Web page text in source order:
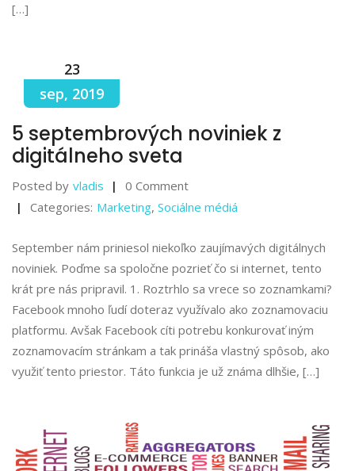
[…]
23
sep, 2019
5 septembrových noviniek z
digitálneho sveta
Posted by vladis
0 Comment
Categories: Marketing, Sociálne médiá
September nám priniesol niekoľko zaujímavých digitálnych
noviniek. Poďme sa spoločne pozrieť čo si internet, tento
krát pre nás pripravil. 1. Roztrhlo sa vrece so zoznamkami?
Facebook mnoho ľudí doteraz využívalo ako zoznamovaciu
platformu. Avšak Facebook cíti potrebu konkurovať iným
zoznamovacím stránkam a tak prináša vlastný spôsob, ako
využiť tento priestor. Táto funkcia je už známa dlhšie, […]